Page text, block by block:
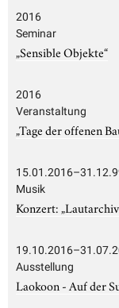
2016
Seminar
„Sensible Objekte“
2016
Veranstaltung
„Tage der offenen
Musik
Konzert:
Ausstellung
Laokoon - Auf der